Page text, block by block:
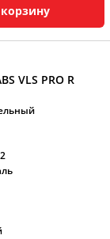
VLS PRO R
2